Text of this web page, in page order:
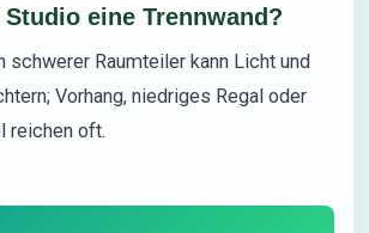
eine Trennwand?
schwerer Raumteiler kann Licht und
Vorhang, niedriges Regal oder
reichen oft.